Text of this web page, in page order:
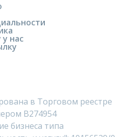
нас
в Торговом реестре
B274954
бизнеса типа